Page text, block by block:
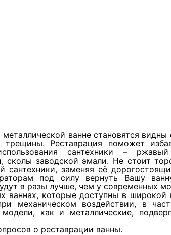
ванне становятся видны
трещины. Реставрация поможет
сантехники –
сколы заводской эмали. Не стоит
сантехники, заменяя её
под силу вернуть Вашу
в разы лучше, чем у современных
ваннах, которые доступны в
механическом воздействии, в
как и металлические,
о реставрации ванны.